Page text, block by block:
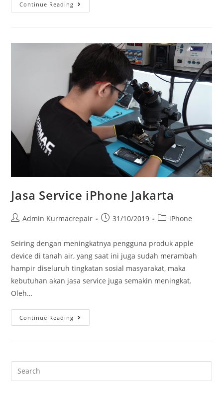
Continue Reading
Jasa Service iPhone Jakarta
Admin Kurmacrepair 31/10/2019 iPhone
Seiring dengan meningkatnya pengguna produk apple
device di tanah air, yang saat ini juga sudah merambah
hampir diseluruh tingkatan sosial masyarakat, maka
kebutuhan akan jasa service juga semakin meningkat.
Oleh…
Continue Reading